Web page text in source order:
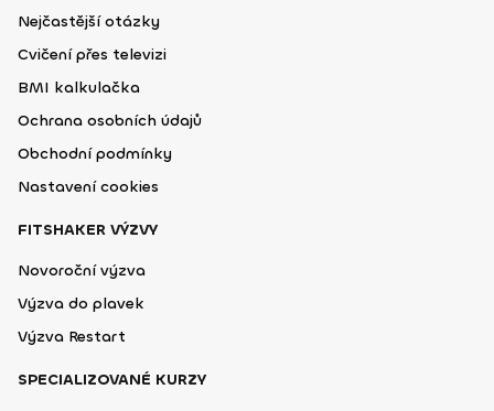
Nejčastější otázky
Cvičení přes televizi
BMI kalkulačka
Ochrana osobních údajů
Obchodní podmínky
Nastavení cookies
FITSHAKER VÝZVY
Novoroční výzva
Výzva do plavek
Výzva Restart
SPECIALIZOVANÉ KURZY